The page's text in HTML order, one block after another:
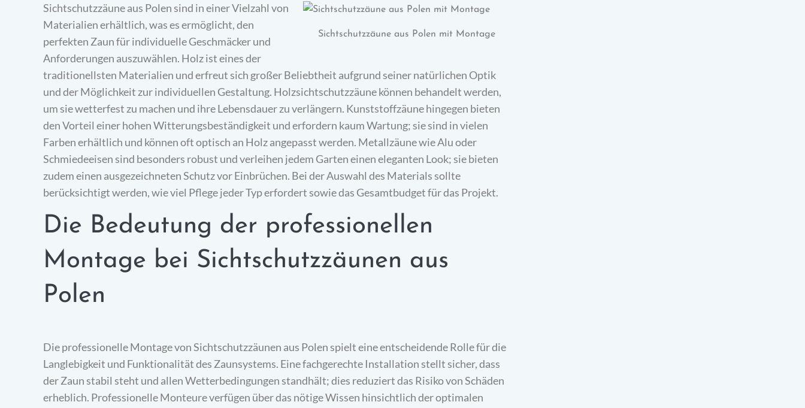
Sichtschutzzäune aus Polen mit Montage
Sichtschutzzäune aus Polen sind in einer Vielzahl von
Materialien erhältlich, was es ermöglicht, den
perfekten Zaun für individuelle Geschmäcker und
Anforderungen auszuwählen. Holz ist eines der
traditionellsten Materialien und erfreut sich großer Beliebtheit aufgrund seiner natürlichen Optik
und der Möglichkeit zur individuellen Gestaltung. Holzsichtschutzzäune können behandelt werden,
um sie wetterfest zu machen und ihre Lebensdauer zu verlängern. Kunststoffzäune hingegen bieten
den Vorteil einer hohen Witterungsbeständigkeit und erfordern kaum Wartung; sie sind in vielen
Farben erhältlich und können oft optisch an Holz angepasst werden. Metallzäune wie Alu oder
Schmiedeeisen sind besonders robust und verleihen jedem Garten einen eleganten Look; sie bieten
zudem einen ausgezeichneten Schutz vor Einbrüchen. Bei der Auswahl des Materials sollte
berücksichtigt werden, wie viel Pflege jeder Typ erfordert sowie das Gesamtbudget für das Projekt.
Die Bedeutung der professionellen
Montage bei Sichtschutzzäunen aus
Polen
Die professionelle Montage von Sichtschutzzäunen aus Polen spielt eine entscheidende Rolle für die
Langlebigkeit und Funktionalität des Zaunsystems. Eine fachgerechte Installation stellt sicher, dass
der Zaun stabil steht und allen Wetterbedingungen standhält; dies reduziert das Risiko von Schäden
erheblich. Professionelle Monteure verfügen über das nötige Wissen hinsichtlich der optimalen